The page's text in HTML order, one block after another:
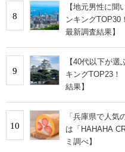
8
【地元男性に
ンキング
最新調査結果】
9
【40代以下が
キングTOP23
結果】
10
「兵庫県で人
は「HAHAHA
ミ調べ】